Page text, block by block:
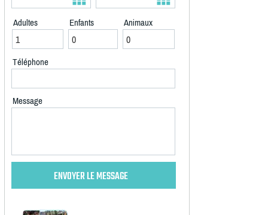
Adultes Enfants Animaux
Téléphone
Message